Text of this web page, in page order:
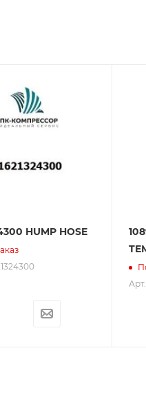
ООО «ПК-
HUMP HOSE